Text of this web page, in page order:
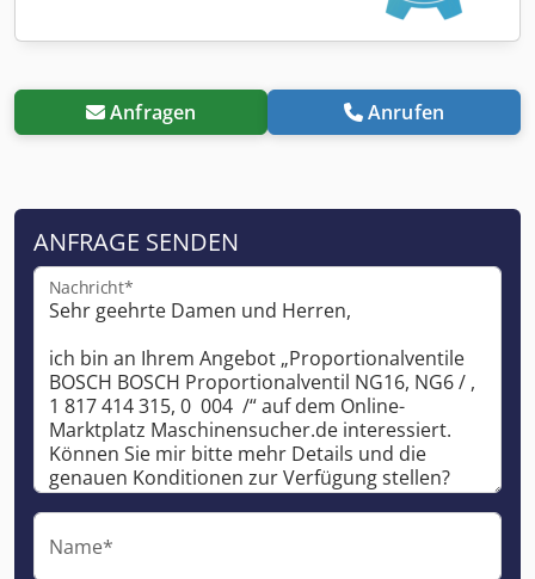
Anfragen Anrufen
ANFRAGE SENDEN
Nachricht*
Name*